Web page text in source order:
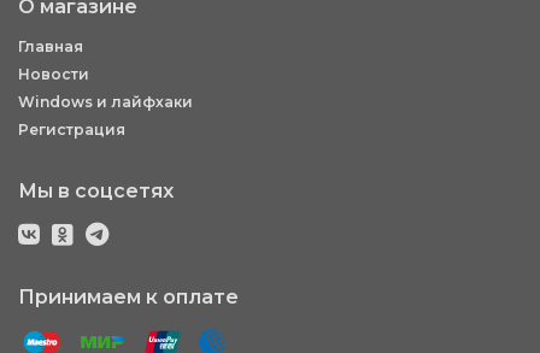
О магазине
Главная
Новости
Windows и лайфхаки
Регистрация
Мы в соцсетях
Принимаем к оплате